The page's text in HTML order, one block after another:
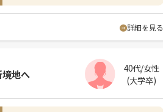
詳細を見る
地へ
40代/女性
(大学卒)